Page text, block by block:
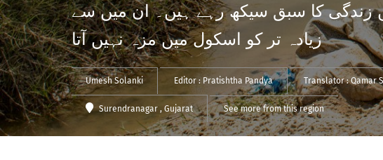
زندگی کا سبق سیکھ رہے ہیں۔ ان میں سے
زیادہ تر کو اسکول میں مزہ نہیں آتا
Umesh Solanki Editor : Pratishtha Pandya Translator :Qamar
Surendranagar , Gujarat See more from this region